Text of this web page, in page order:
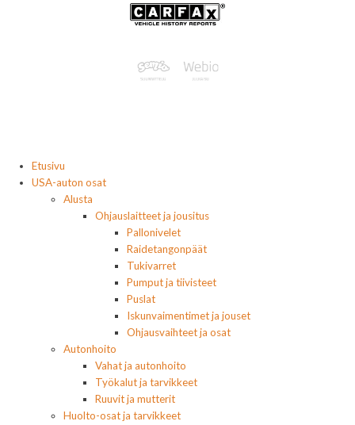
Etusivu
USA-auton osat
Alusta
Ohjauslaitteet ja jousitus
Pallonivelet
Raidetangonpäät
Tukivarret
Pumput ja tiivisteet
Puslat
Iskunvaimentimet ja jouset
Ohjausvaihteet ja osat
Autonhoito
Vahat ja autonhoito
Työkalut ja tarvikkeet
Ruuvit ja mutterit
Huolto-osat ja tarvikkeet